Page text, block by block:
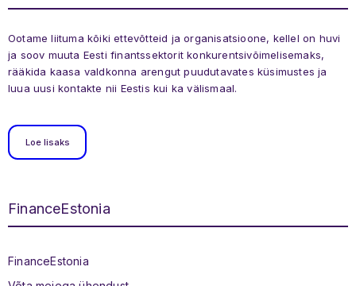
Ootame liituma kõiki ettevõtteid ja organisatsioone, kellel on huvi
ja soov muuta Eesti finantssektorit konkurentsivõimelisemaks,
rääkida kaasa valdkonna arengut puudutavates küsimustes ja
luua uusi kontakte nii Eestis kui ka välismaal.
Loe lisaks
FinanceEstonia
Jaluse menüü
FinanceEstonia